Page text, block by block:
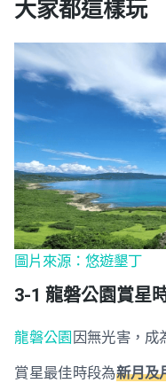
大家都這樣玩
圖片來源：悠遊墾丁
3-1 龍磐公園賞星
龍磐公園 因無光害，成
賞星最佳時段為新月及